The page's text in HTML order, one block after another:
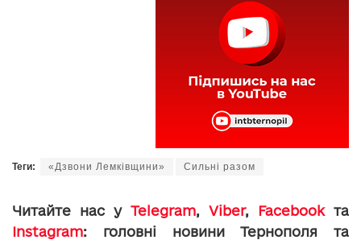
Теги: «Дзвони Лемківщини» Сильні разом
Читайте нас у Telegram, Viber, Facebookта
Instagram: головні новини Тернополя та